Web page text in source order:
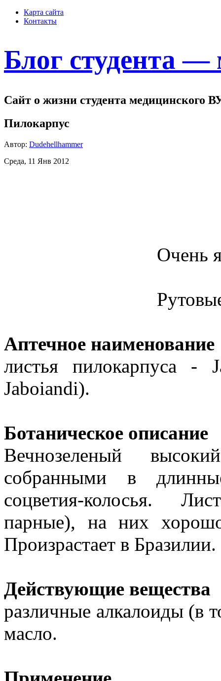
Карта сайта
Контакты
Блог студента —
Сайт о жизни студента медицинского
Пилокарпус
Автор: Dudehellhammer
Среда, 11 Янв 2012
Очень
Аптечное наименование
листья пилокарпуса -
Jaboiandi).
Ботаническое описание
Вечнозеленый
собранными в
соцветия-колосья.
парные), на них
Произрастает в Бразилии.
Действующие вещества
различные алкалоиды (в
масло.